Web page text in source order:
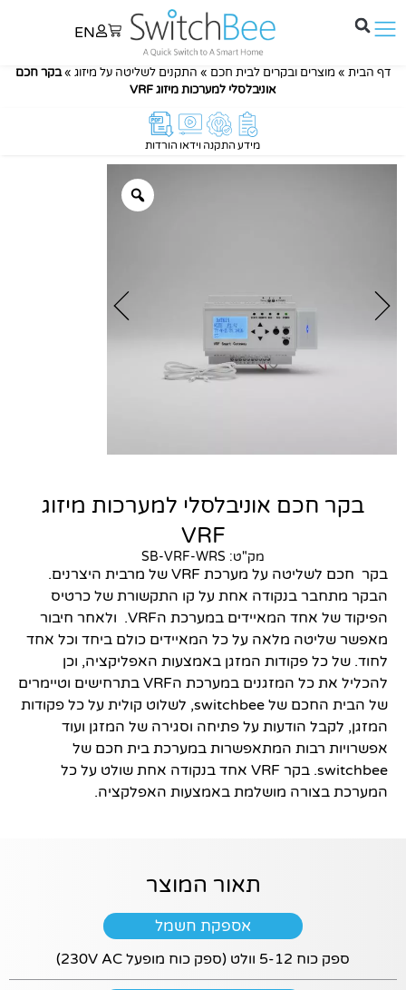
EN
דף הבית » מוצרים ובקרים לבית חכם » התקנים לשליטה על מיזוג »בקר חכם
אוניבלסלי למערכות מיזוג VRF
מידע התקנה וידאו הורדות
בקר חכם אוניבלסלי למערכות מיזוג
VRF
מק"ט: SB-VRF-WRS
בקר חכם לשליטה על מערכת VRF של מרבית היצרנים.
הבקר מתחבר בנקודה אחת על קו התקשורת של כרטיס
הפיקוד של אחד המאיידים במערכת הVRF. ולאחר חיבור
מאפשר שליטה מלאה על כל המאיידים כולם ביחד וכל אחד
לחוד. של כל פקודות המזגן באמצעות האפליקציה, וכן
להכליל את כל המזגנים במערכת הVRF בתרחישים וטיימרים
של הבית החכם של switchbee, לשלוט קולית על כל פקודות
המזגן, לקבל הודעות על פתיחה וסגירה של המזגן ועוד
אפשרויות רבות המתאפשרות במערכת בית חכם של
switchbee. בקר VRF אחד בנקודה אחת שולט על כל
המערכת בצורה מושלמת באמצעות האפלקציה.
תאור המוצר
אספקת חשמל
ספק כוח 5-12 וולט (ספק כוח מופעל 230V AC)
הכרחי
Cookie אלו
אינם
אופציונליים.
הם נדרשים
להפעלת
האתר.
סטטיסטיקות
כדי שנוכל
לשפר את
באתר.
משתמש
כדי שהאתר